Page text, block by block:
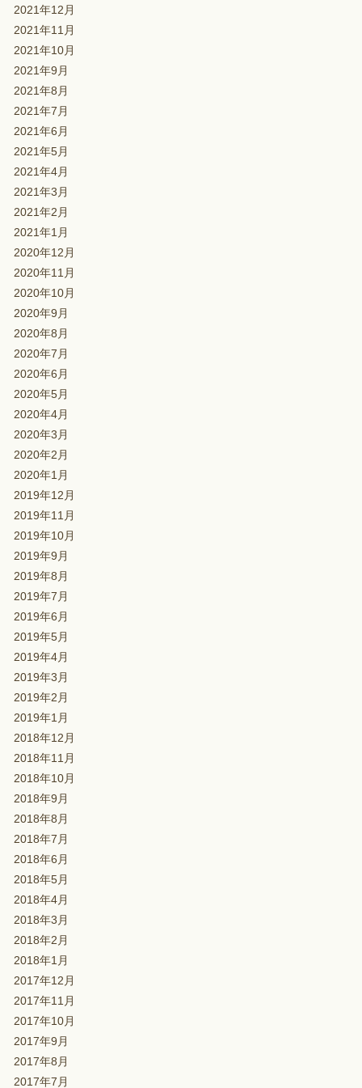
2021年12月
2021年11月
2021年10月
2021年9月
2021年8月
2021年7月
2021年6月
2021年5月
2021年4月
2021年3月
2021年2月
2021年1月
2020年12月
2020年11月
2020年10月
2020年9月
2020年8月
2020年7月
2020年6月
2020年5月
2020年4月
2020年3月
2020年2月
2020年1月
2019年12月
2019年11月
2019年10月
2019年9月
2019年8月
2019年7月
2019年6月
2019年5月
2019年4月
2019年3月
2019年2月
2019年1月
2018年12月
2018年11月
2018年10月
2018年9月
2018年8月
2018年7月
2018年6月
2018年5月
2018年4月
2018年3月
2018年2月
2018年1月
2017年12月
2017年11月
2017年10月
2017年9月
2017年8月
2017年7月